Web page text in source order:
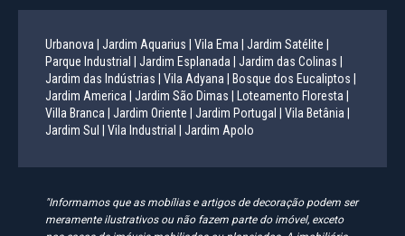
Urbanova | Jardim Aquarius | Vila Ema |
Jardim Satélite |
Parque Industrial |
Jardim Esplanada |
Jardim das Colinas |
Jardim das Indústrias |
Vila Adyana |
Bosque dos Eucaliptos |
Jardim America |
Jardim São Dimas |
Loteamento Floresta |
Villa Branca |
Jardim Oriente | Jardim Portugal |
Vila Betânia |
Jardim Sul |
Vila Industrial | Jardim Apolo
"Informamos que as mobílias e artigos de decoração podem ser
meramente ilustrativos ou não fazem parte do imóvel, exceto